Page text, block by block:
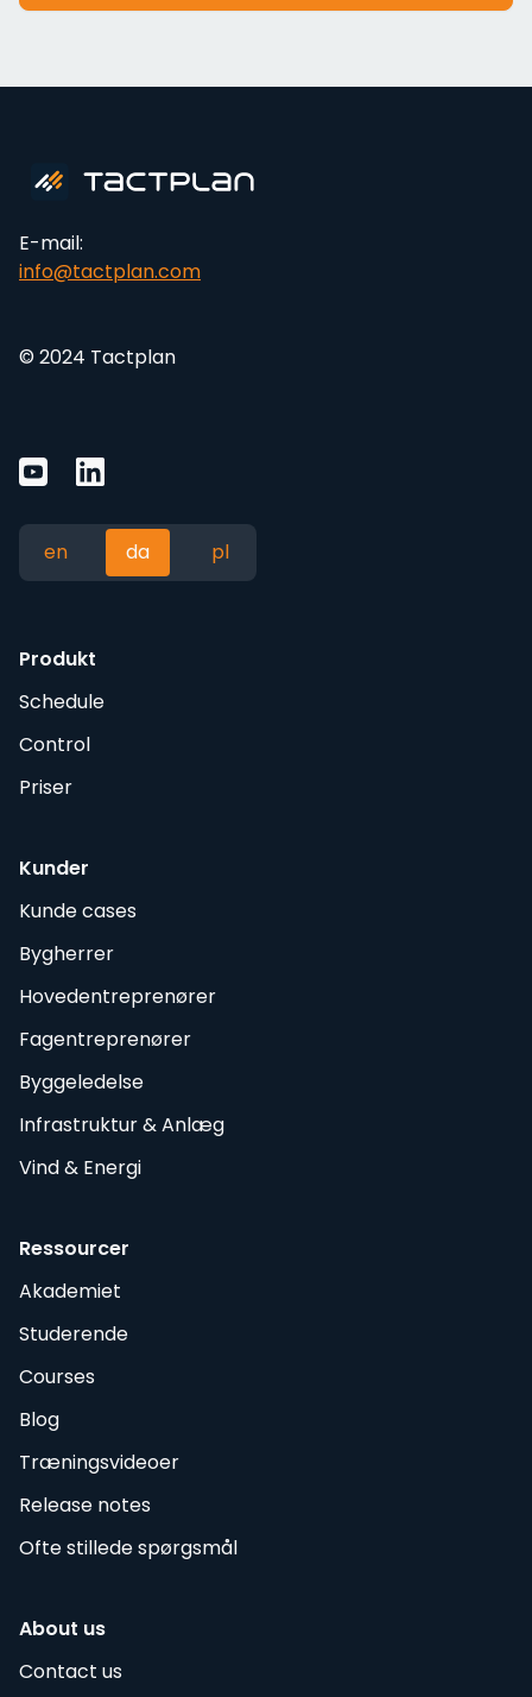
E-mail:
info@tactplan.com
© 2024 Tactplan
en da pl
Produkt
Schedule
Control
Priser
Kunder
Kunde cases
Bygherrer
Hovedentreprenører
Fagentreprenører
Byggeledelse
Infrastruktur & Anlæg
Vind & Energi
Ressourcer
Akademiet
Studerende
Courses
Blog
Træningsvideoer
Release notes
Ofte stillede spørgsmål
About us
Contact us